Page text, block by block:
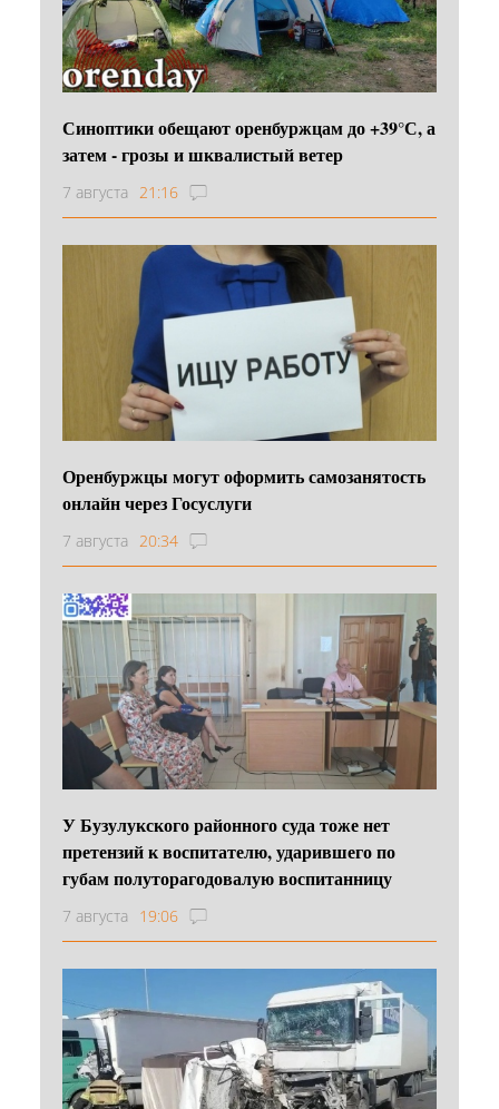
Синоптики обещают оренбуржцам до +39°С, а
затем - грозы и шквалистый ветер
7 августа 21:16
Оренбуржцы могут оформить самозанятость
онлайн через Госуслуги
7 августа 20:34
У Бузулукского районного суда тоже нет
претензий к воспитателю, ударившего по
губам полуторагодовалую воспитанницу
7 августа 19:06